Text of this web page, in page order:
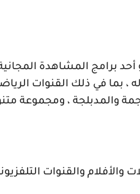
أحد برامج المشاهدة
بما في ذلك القنوات
والمدبلجة ، ومجموعة
والقنوات